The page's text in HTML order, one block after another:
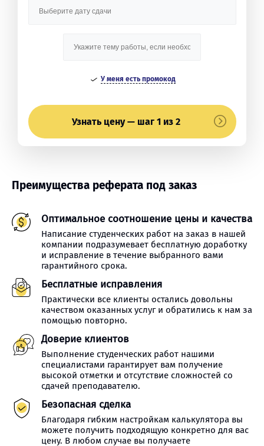
У меня есть промокод
Узнать цену — шаг 1 из 2
Преимущества реферата под заказ
Оптимальное соотношение цены и качества
Написание студенческих работ на заказ в нашей
компании подразумевает бесплатную доработку
и исправление в течение выбранного вами
гарантийного срока.
Бесплатные исправления
Практически все клиенты остались довольны
качеством оказанных услуг и обратились к нам за
помощью повторно.
Доверие клиентов
Выполнение студенческих работ нашими
специалистами гарантирует вам получение
высокой отметки и отсутствие сложностей со
сдачей преподавателю.
Безопасная сделка
Благодаря гибким настройкам калькулятора вы
можете получить подходящую конкретно для вас
цену. В любом случае вы получаете